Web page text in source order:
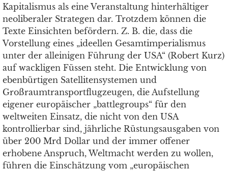
Kapitalismus als eine Veranstaltung hinterhältiger
neoliberaler Strategen dar. Trotzdem können die
Texte Einsichten befördern. Z. B. die, dass die
Vorstellung eines „ideellen Gesamtimperialismus
unter der alleinigen Führung der USA“ (Robert Kurz)
auf wackligen Füssen steht. Die Entwicklung von
ebenbürtigen Satellitensystemen und
Großraumtransportflugzeugen, die Aufstellung
eigener europäischer „battlegroups“ für den
weltweiten Einsatz, die nicht von den USA
kontrollierbar sind, jährliche Rüstungsausgaben von
über 200 Mrd Dollar und der immer offener
erhobene Anspruch, Weltmacht werden zu wollen,
führen die Einschätzung vom „europäischen